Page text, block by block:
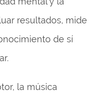
resultados, mide
de sí
la música